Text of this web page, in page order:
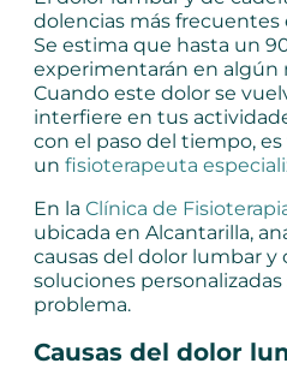
dolencias más frecuentes
Se estima que hasta un
experimentarán en algún
Cuando este dolor se
interfiere en tus
con el paso del tiempo,
un fisioterapeuta
En la Clínica de
ubicada en Alcantarilla,
causas del dolor lumbar y
soluciones
problema.
Causas del dolor